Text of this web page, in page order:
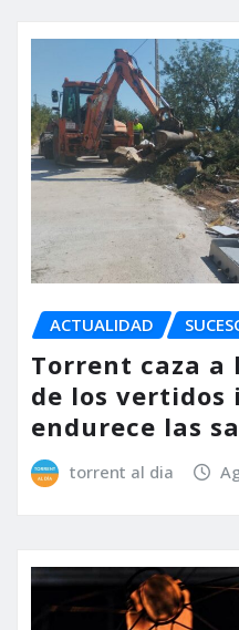
ACTUALIDAD
Torrent caza a
de los vertidos
endurece las
torrent al dia